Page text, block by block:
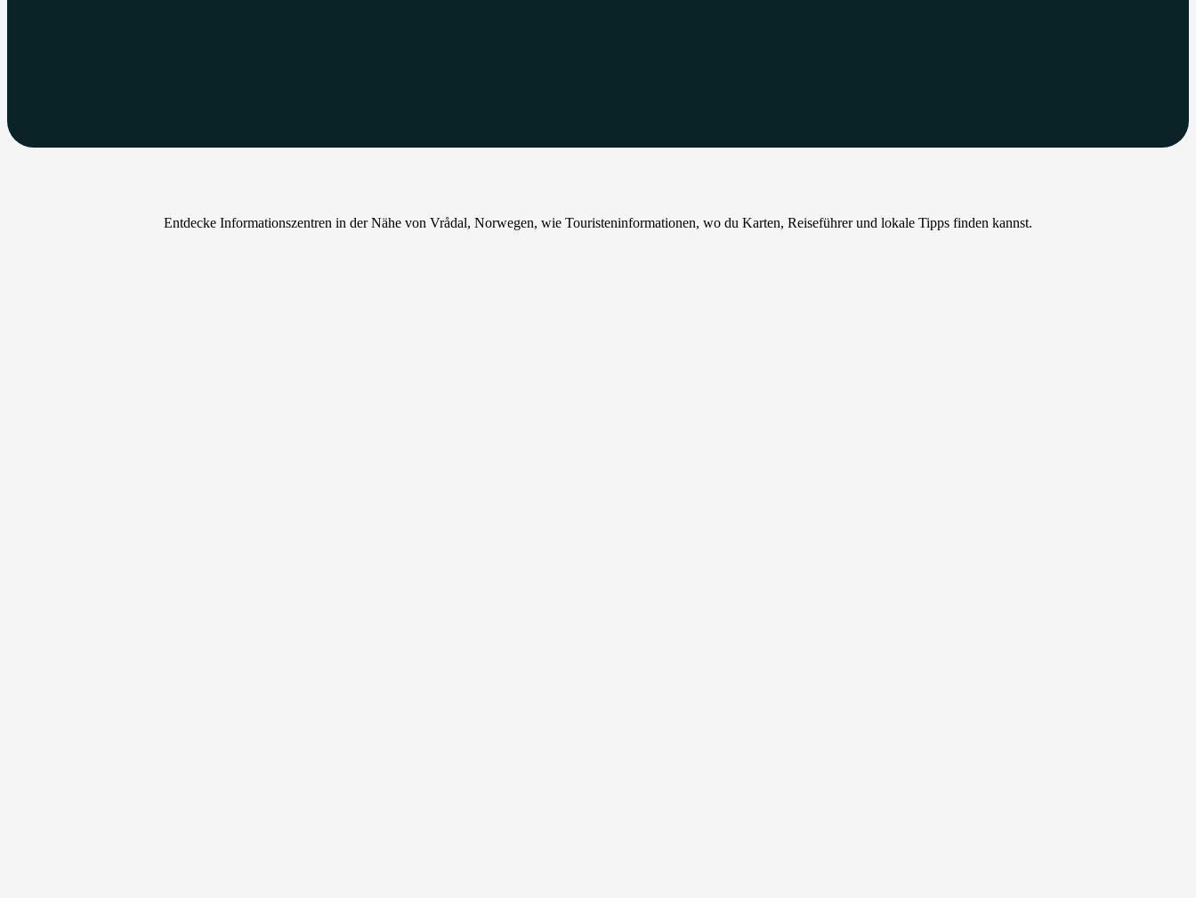
Entdecke Informationszentren in der Nähe von Vrådal, Norwegen, wie Touristeninformationen, wo du Karten, Reiseführer und lokale Tipps finden kannst.